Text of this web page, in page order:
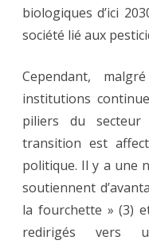
biologiques d’ici
société lié aux
Cependant,
institutions
piliers du
transition est
politique. Il y a une
soutiennent
la fourchette » (3)
redirigés vers